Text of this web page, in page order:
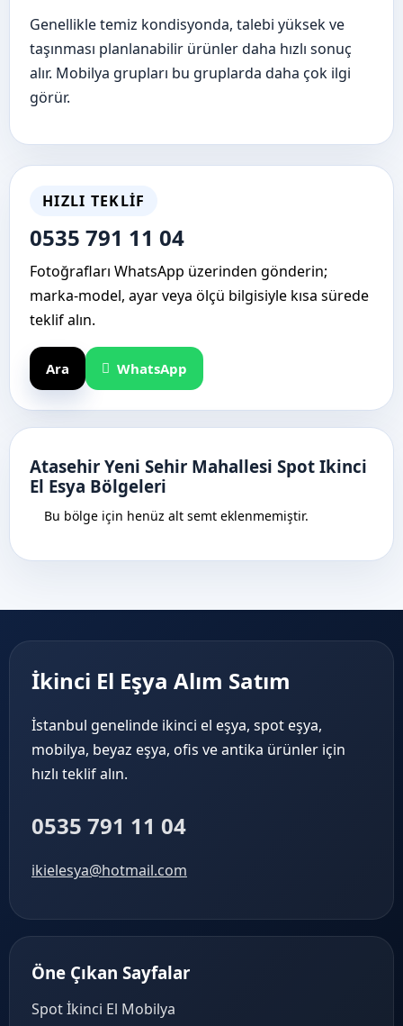
Genellikle temiz kondisyonda, talebi yüksek ve
taşınması planlanabilir ürünler daha hızlı sonuç
alır. Mobilya grupları bu gruplarda daha çok ilgi
görür.
HIZLI TEKLIF
0535 791 11 04
Fotoğrafları WhatsApp üzerinden gönderin;
marka-model, ayar veya ölçü bilgisiyle kısa sürede
teklif alın.
Ara WhatsApp
Atasehir Yeni Sehir Mahallesi Spot Ikinci
El Esya Bölgeleri
Bu bölge için henüz alt semt eklenmemiştir.
İkinci El Eşya Alım Satım
İstanbul genelinde ikinci el eşya, spot eşya,
mobilya, beyaz eşya, ofis ve antika ürünler için
hızlı teklif alın.
0535 791 11 04
ikielesya@hotmail.com
Öne Çıkan Sayfalar
Spot İkinci El Mobilya